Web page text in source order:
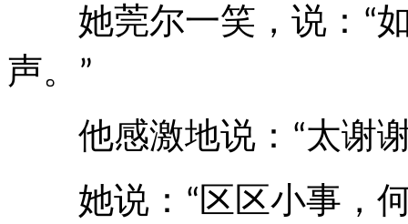
她莞尔一笑，说： “
声。
”
他感激地说： “太谢
她说： “区区小事，